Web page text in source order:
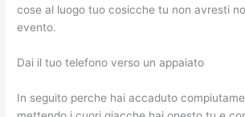
cose al luogo tuo cosicche tu non avresti
evento.
Dai il tuo telefono verso un appaiato
In seguito perche hai accaduto